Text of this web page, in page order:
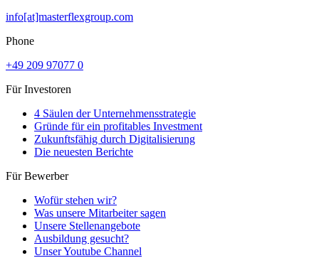
info[at]masterflexgroup.com
Phone
+49 209 97077 0
Für Investoren
4 Säulen der Unternehmensstrategie
Gründe für ein profitables Investment
Zukunftsfähig durch Digitalisierung
Die neuesten Berichte
Für Bewerber
Wofür stehen wir?
Was unsere Mitarbeiter sagen
Unsere Stellenangebote
Ausbildung gesucht?
Unser Youtube Channel